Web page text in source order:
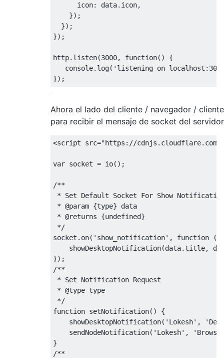
      icon
: data. icon,
});
});
});
http. listen(3000, function()
{
   console
. log( 'listening on
});
Ahora el lado del cliente / navegador /
para recibir el mensaje de socket del
<script src="https://
var socket = io();
/**
* Set Default Socket For Show
* @param {type} data
* @returns {undefined}
*/
socket.on('show_notification', function
showDesktopNotification(data.title,
});
/**
* Set Notification Request
* @type type
*/
function setNotification() {
showDesktopNotification('Lokesh',
sendNodeNotification('Lokesh',
}
/**